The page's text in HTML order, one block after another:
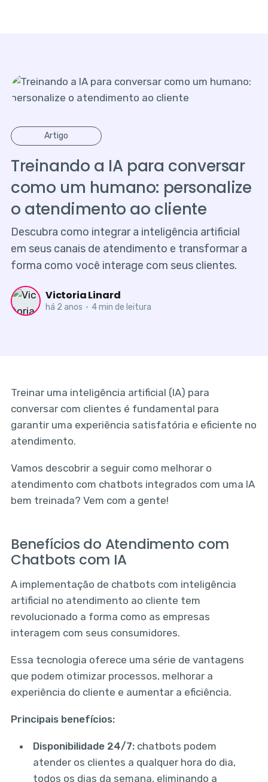
Artigo
Treinando a IA para conversar
como um humano: personalize
o atendimento ao cliente
Descubra como integrar a inteligência artificial
em seus canais de atendimento e transformar a
forma como você interage com seus clientes.
Victoria Linard
há 2 anos • 4 min de leitura
Treinar uma inteligência artificial (IA) para
conversar com clientes é fundamental para
garantir uma experiência satisfatória e eficiente no
atendimento.
Vamos descobrir a seguir como melhorar o
atendimento com chatbots integrados com uma IA
bem treinada? Vem com a gente!
Benefícios do Atendimento com
Chatbots com IA
A implementação de chatbots com inteligência
artificial no atendimento ao cliente tem
revolucionado a forma como as empresas
interagem com seus consumidores.
Essa tecnologia oferece uma série de vantagens
que podem otimizar processos, melhorar a
experiência do cliente e aumentar a eficiência.
Principais benefícios:
Disponibilidade 24/7: chatbots podem
atender os clientes a qualquer hora do dia,
todos os dias da semana, eliminando a